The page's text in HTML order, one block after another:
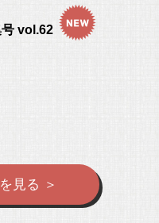
vol.62
見る ＞